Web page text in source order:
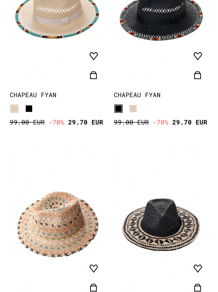
ACCESSOIRES
DÉCOUVRIR
CHAPEAU FYAN
99.00 EUR -70% 29.70 EUR
CHAPEAU FYAN
99.00 EUR -70% 29.70 EUR